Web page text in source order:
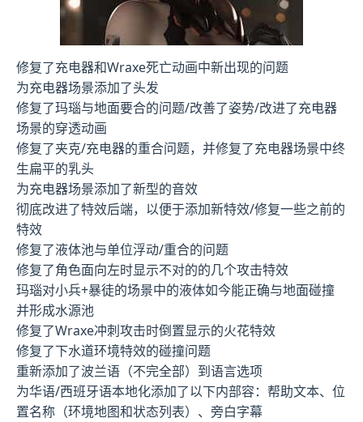
修复了充电器和Wraxe死亡动画中新出现的问题
为充电器场景添加了头发
修复了玛瑙与地面要合的问题/改善了姿势/改进了充电器
场景的穿透动画
修复了夹克/充电器的重合问题，并修复了充电器场景中终
生扁平的乳头
为充电器场景添加了新型的音效
彻底改进了特效后端，以便于添加新特效/修复一些之前的
特效
修复了液体池与单位浮动/重合的问题
修复了角色面向左时显示不对的的几个攻击特效
玛瑙对小兵+暴徒的场景中的液体如今能正确与地面碰撞
并形成水源池
修复了Wraxe冲刺攻击时倒置显示的火花特效
修复了下水道环境特效的碰撞问题
重新添加了波兰语（不完全部）到语言选项
为华语/西班牙语本地化添加了以下内部容：帮助文本、位
置名称（环境地图和状态列表）、旁白字幕